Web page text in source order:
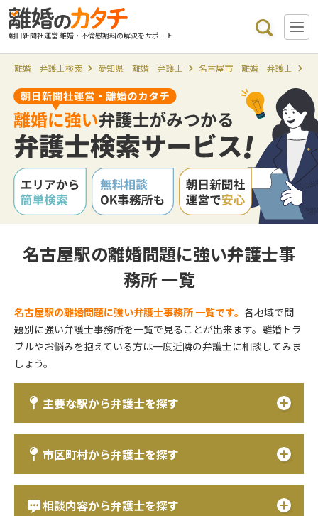
朝日新聞社運営 離婚・不倫慰謝料の解決をサポート
離婚 弁護士検索 愛知県 離婚 弁護士 名古屋市 離婚 弁護士
名古屋駅の離婚問題に強い弁護士事
務所 一覧
名古屋駅の離婚問題に強い弁護士事務所 一覧です。各地域で問
題別に強い弁護士事務所を一覧で見ることが出来ます。離婚トラ
ブルやお悩みを抱えている方は一度近隣の弁護士に相談してみま
しょう。
主要な駅から弁護士を探す
市区町村から弁護士を探す
相談内容から弁護士を探す